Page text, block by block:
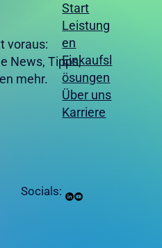
voraus:
News, Tipps,
mehr.
Start
Leistung
en
Einkaufsl
ösungen
Über uns
Karriere
Socials: